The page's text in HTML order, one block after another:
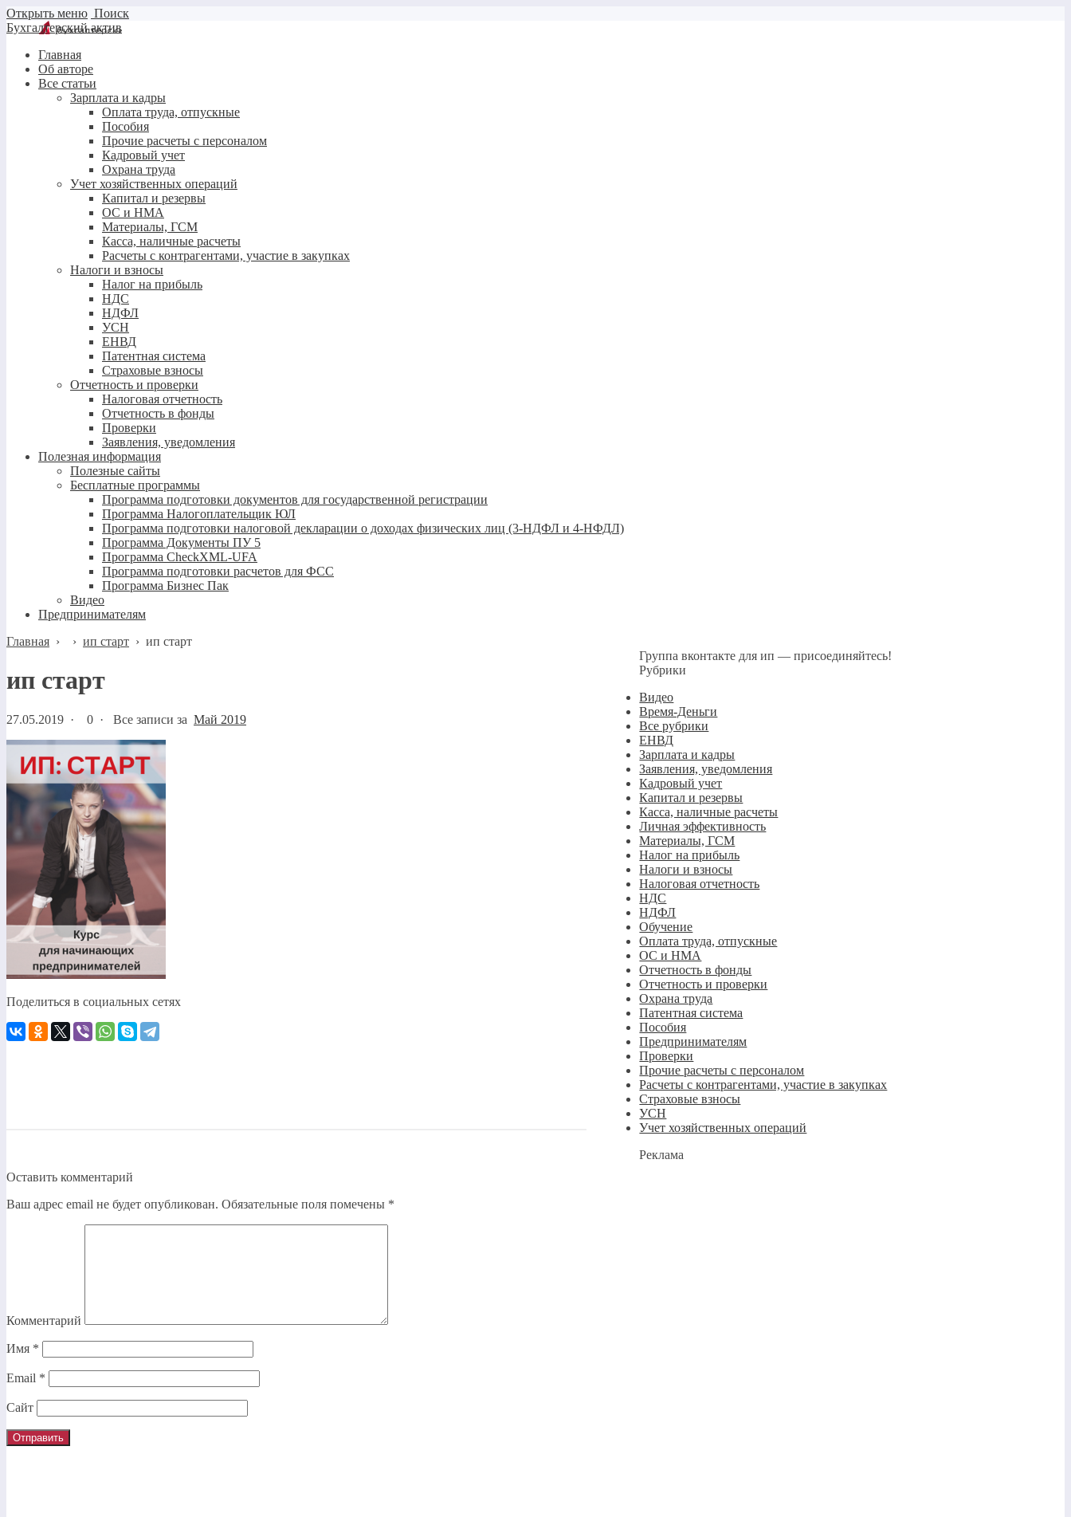
Открыть меню Поиск
Бухгалтерский актив
Главная
Об авторе
Все статьи
Зарплата и кадры
Оплата труда, отпускные
Пособия
Прочие расчеты с персоналом
Кадровый учет
Охрана труда
Учет хозяйственных операций
Капитал и резервы
ОС и НМА
Материалы, ГСМ
Касса, наличные расчеты
Расчеты с контрагентами, участие в закупках
Налоги и взносы
Налог на прибыль
НДС
НДФЛ
УСН
ЕНВД
Патентная система
Страховые взносы
Отчетность и проверки
Налоговая отчетность
Отчетность в фонды
Проверки
Заявления, уведомления
Полезная информация
Полезные сайты
Бесплатные программы
Программа подготовки документов для государственной регистрации
Программа Налогоплательщик ЮЛ
Программа подготовки налоговой декларации о доходах физических лиц (3-НДФЛ и 4-НФДЛ)
Программа Документы ПУ 5
Программа CheckXML-UFA
Программа подготовки расчетов для ФСС
Программа Бизнес Пак
Видео
Предпринимателям
Главная › › ип старт › ип старт
ип старт
27.05.2019 · 0 · Все записи за Май 2019
Поделиться в социальных сетях
Оставить комментарий
Ваш адрес email не будет опубликован. Обязательные поля помечены *
Комментарий
Имя *
Email *
Сайт
Группа вконтакте для ип — присоединяйтесь!
Рубрики
Видео
Время-Деньги
Все рубрики
ЕНВД
Зарплата и кадры
Заявления, уведомления
Кадровый учет
Капитал и резервы
Касса, наличные расчеты
Личная эффективность
Материалы, ГСМ
Налог на прибыль
Налоги и взносы
Налоговая отчетность
НДС
НДФЛ
Обучение
Оплата труда, отпускные
ОС и НМА
Отчетность в фонды
Отчетность и проверки
Охрана труда
Патентная система
Пособия
Предпринимателям
Проверки
Прочие расчеты с персоналом
Расчеты с контрагентами, участие в закупках
Страховые взносы
УСН
Учет хозяйственных операций
Реклама